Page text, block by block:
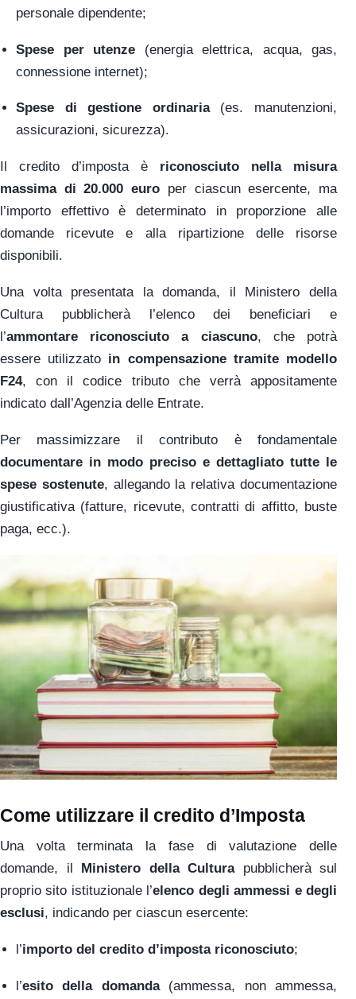
personale dipendente;
Spese per utenze (energia elettrica, acqua, gas,
connessione internet);
Spese di gestione ordinaria(es. manutenzioni,
assicurazioni, sicurezza).
Il credito d’imposta è riconosciuto nella misura
massima di 20.000 euro per ciascun esercente, ma
l’importo effettivo è determinato in proporzione alle
domande ricevute e alla ripartizione delle risorse
disponibili.
Una volta presentata la domanda, il Ministero della
Cultura pubblicherà l’elenco dei beneficiari e
l’ammontare riconosciuto a ciascuno, che potrà
essere utilizzato in compensazione tramite modello
F24, con il codice tributo che verrà appositamente
indicato dall’Agenzia delle Entrate.
Per massimizzare il contributo è fondamentale
documentare in modo preciso e dettagliato tutte le
spese sostenute, allegando la relativa documentazione
giustificativa (fatture, ricevute, contratti di affitto, buste
paga, ecc.).
Come utilizzare il credito d’Imposta
Una volta terminata la fase di valutazione delle
domande, il Ministero della Culturapubblicherà sul
proprio sito istituzionale l’elenco degli ammessi e degli
esclusi, indicando per ciascun esercente:
l’importo del credito d’imposta riconosciuto;
l’esito della domanda(ammessa, non ammessa,